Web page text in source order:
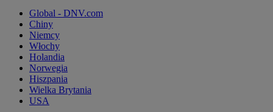
Global - DNV.com
Chiny
Niemcy
Włochy
Holandia
Norwegia
Hiszpania
Wielka Brytania
USA